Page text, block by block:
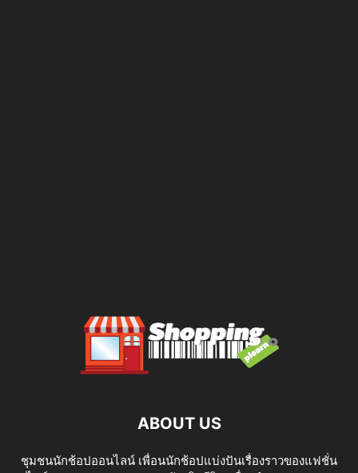
ABOUT US
ชุมชนนักช้อปออนไลน์ เพื่อนนักช้อปแบ่งปันเรื่องราวของแฟชั่น